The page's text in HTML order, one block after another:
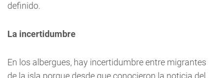
definido.
La incertidumbre
En los albergues, hay incertidumbre entre migrantes
de la isla porque desde que conocieron la noticia del